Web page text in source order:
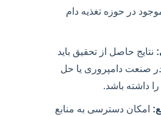
در حوزه تغذیه دام
نتایج حاصل از تحقیق باید
در صنعت دامپروری یا حل
داشته باشد.
امکان دسترسی به منابع